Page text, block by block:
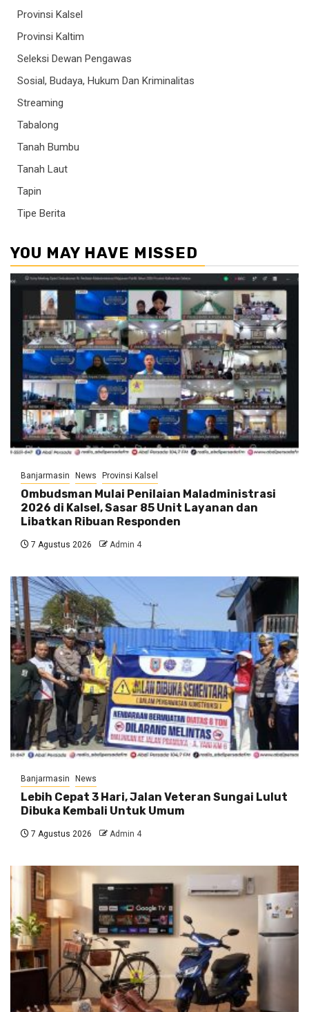
Provinsi Kalsel
Provinsi Kaltim
Seleksi Dewan Pengawas
Sosial, Budaya, Hukum Dan Kriminalitas
Streaming
Tabalong
Tanah Bumbu
Tanah Laut
Tapin
Tipe Berita
YOU MAY HAVE MISSED
Banjarmasin News Provinsi Kalsel
Ombudsman Mulai Penilaian Maladministrasi
2026 di Kalsel, Sasar 85 Unit Layanan dan
Libatkan Ribuan Responden
7 Agustus 2026 Admin 4
Banjarmasin News
Lebih Cepat 3 Hari, Jalan Veteran Sungai Lulut
Dibuka Kembali Untuk Umum
7 Agustus 2026 Admin 4